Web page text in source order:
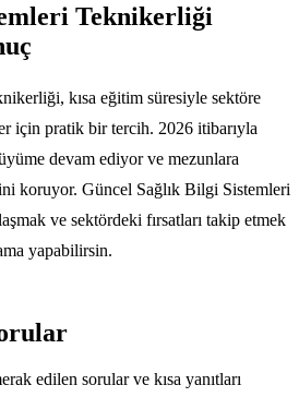
Teknikerliği
kısa eğitim süresiyle sektöre
için pratik bir tercih. 2026 itibarıyla
devam ediyor ve mezunlara
koruyor. Güncel Sağlık Bilgi Sistemleri
ve sektördeki fırsatları takip etmek
yapabilirsin.
edilen sorular ve kısa yanıtları